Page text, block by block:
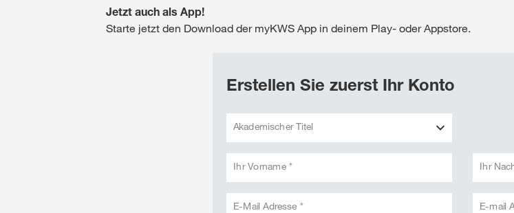
Jetzt auch als App!
Starte jetzt den Download der myKWS App in deinem Play- oder Appstore.
Erstellen Sie zuerst Ihr Konto
Akademischer Titel
Ihr Vorname * Ihr
E-Mail Adresse * E-mail